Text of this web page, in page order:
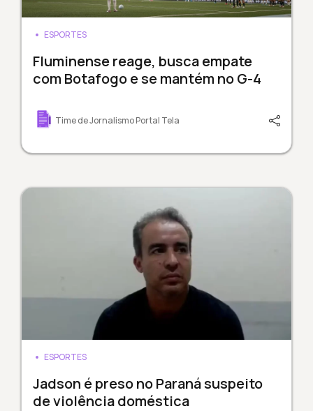
ESPORTES
Fluminense reage, busca empate
com Botafogo e se mantém no G-4
Time de Jornalismo Portal Tela
ESPORTES
Jadson é preso no Paraná suspeito
de violência doméstica